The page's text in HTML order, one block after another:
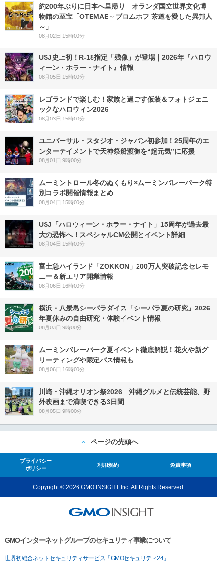
約200年ぶりに日本へ里帰り オランダ国立世界文化博
物館の至宝「OTEMAE～ブロムホフ 茶道を愛した異邦人
～」
08月02日 15時00分
USJ史上初！R-18指定「残像」が登場｜2026年『ハロウ
ィーン・ホラー・ナイト』情報
08月05日 15時00分
レゴランドで楽しむ！家族と過ごす仮装＆フォトジェニ
ックなハロウィン2026
08月03日 15時00分
ユニバーサル・スタジオ・ジャパン初参加！25周年のエ
ンターテイメントで天神祭船渡御を“超元気”に応援
08月01日 9時00分
ムーミントロール冬のぬくもり×ムーミンバレーパーク特
別コラボ開催情報まとめ
08月04日 15時00分
USJ「ハロウィーン・ホラー・ナイト」15周年が過去最
大の恐怖へ！スペシャルCM公開とイベント詳細
08月04日 15時00分
富士急ハイランド「ZOKKON」200万人突破記念セレモ
ニー＆新エリア開業情報
08月06日 16時00分
横浜・八景島シーパラダイス「シーパラ夏の研究」2026
年夏休みの自由研究・体験イベント情報
08月03日 9時00分
ムーミンバレーパーク夏イベント徹底解説！花火や新グ
リーティングや限定パス情報も
08月06日 16時00分
川崎・沖縄オリオン祭2026 沖縄グルメと伝統芸能、野
外映画まで満喫できる3日間
08月05日 9時00分
ページの先頭へ
プライバシー
ポリシー
利用規約 免責事項
Copyright © 2026 GMO INSIGHT Inc. All Rights Reserved.
GMOインターネットグループのセキュリティ事業について
世界初総合ネットセキュリティサービス「GMOセキュリティ24」